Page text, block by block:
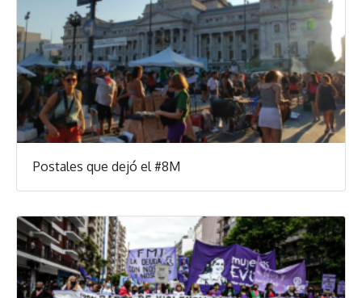
Postales que dejó el #8M